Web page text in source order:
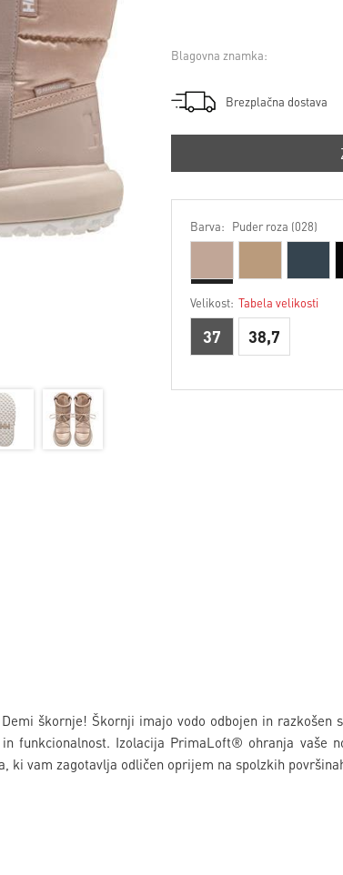
Blagovna znamka:
Brezplačna dostava
Barva: Puder roza (028)
Velikost: Tabela velikosti
37 38,7
škornje! Škornji imajo vodo odbojen in
funkcionalnost. Izolacija PrimaLoft® ohranja vaše
ki vam zagotavlja odličen oprijem na spolzkih